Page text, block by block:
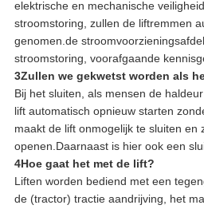
elektrische en mechanische
stroomstoring, zullen de liftremmen
genomen.de
stroomstoring, voorafgaande
3Zullen we gekwetst worden als
Bij het sluiten, als mensen de
lift automatisch opnieuw starten
maakt de lift onmogelijk te sluiten en
openen.Daarnaast is hier ook een
4Hoe gaat het met de lift?
Liften worden bediend met een
de (tractor) tractie aandrijving, het